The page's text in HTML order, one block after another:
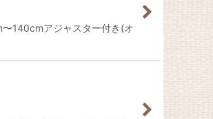
140cmアジャスター付き(オ